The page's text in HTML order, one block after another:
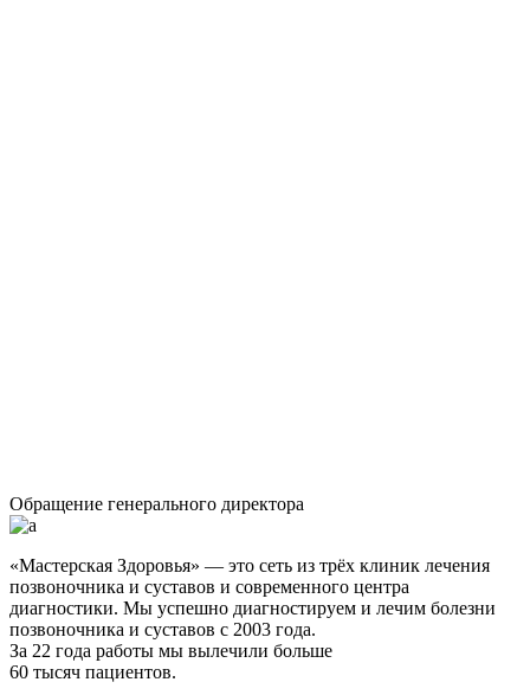
Обращение генерального директора
«Мастерская Здоровья» — это сеть из трёх клиник лечения
позвоночника и суставов и современного центра
диагностики. Мы успешно диагностируем и лечим болезни
позвоночника и суставов с 2003 года.
За 22 года работы мы вылечили больше
60 тысяч пациентов.